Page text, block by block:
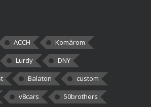
ACCH
Komárom
Lurdy
DNY
Balaton
custom
v8cars 50brothers